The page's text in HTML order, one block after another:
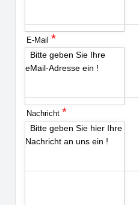
E-Mail *
Bitte geben Sie Ihre
eMail-Adresse ein !
Nachricht *
Bitte geben Sie hier Ihre
Nachricht an uns ein !